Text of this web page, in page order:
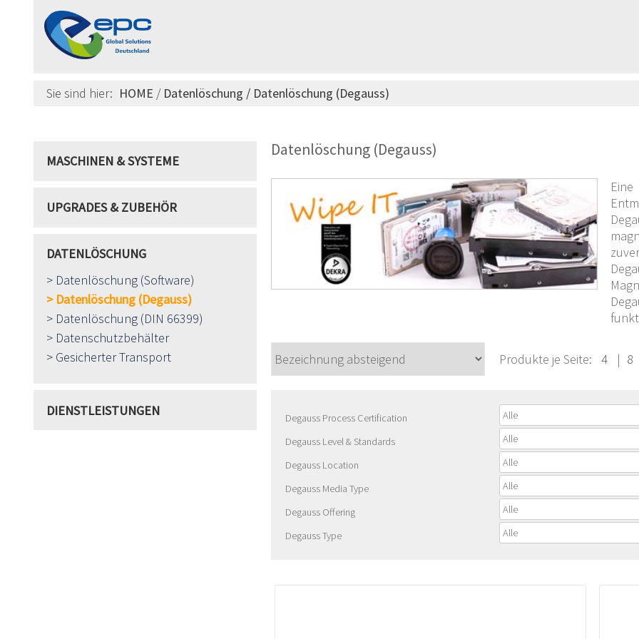
Sie sind hier: HOME / Datenlöschung / Datenlöschung (Degauss)
MASCHINEN & SYSTEME
UPGRADES & ZUBEHÖR
DATENLÖSCHUNG
Datenlöschung (Software)
Datenlöschung (Degauss)
Datenlöschung (DIN 66399)
Datenschutzbehälter
Gesicherter Transport
DIENSTLEISTUNGEN
Datenlöschung (Degauss)
Produkte je Seite: 4 | 8
Degauss Process Certification
Degauss Level & Standards
Degauss Location
Degauss Media Type
Degauss Offering
Degauss Type